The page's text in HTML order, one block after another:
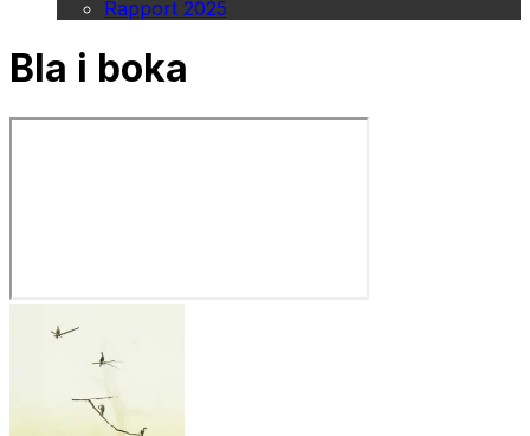
Rapport 2025
Bla i boka